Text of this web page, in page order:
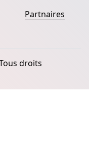
Partnaires
droits